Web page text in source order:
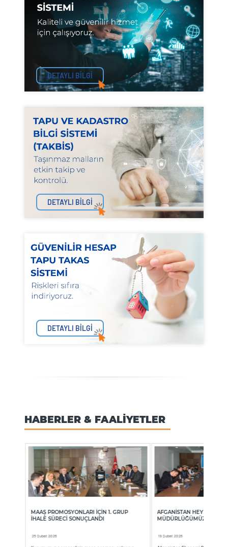
DETAYLI BİLGİ
DETAYLI BİLGİ
DETAYLI BİLGİ
HABERLER & FAALİYETLER
MAAŞ PROMOSYONLARI İÇIN 1. GRUP
İHALE SÜRECI SONUÇLANDI
25 Şubat 2026
AFGANİSTAN
MÜDÜRLÜĞÜMÜZE
19 Şubat 2026